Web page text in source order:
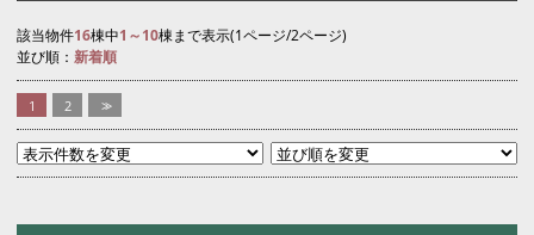
該当物件16棟中1～10棟まで表示(1ページ/2ページ)
並び順： 新着順
1 2 >>